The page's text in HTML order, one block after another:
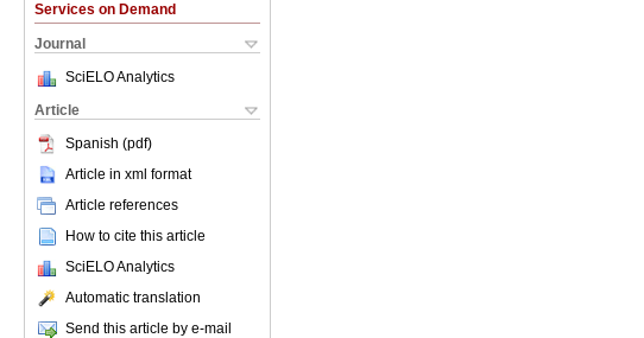
Services on Demand
Journal
SciELO Analytics
Article
Spanish (pdf)
Article in xml format
Article references
How to cite this article
SciELO Analytics
Automatic translation
Send this article by e-mail